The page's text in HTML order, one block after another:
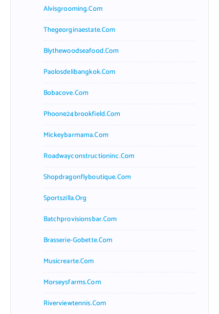
Alvisgrooming.com
Thegeorginaestate.com
Blythewoodseafood.com
Paolosdelibangkok.com
Bobacove.com
Phoone24brookfield.com
Mickeybarmama.com
Roadwayconstructioninc.com
Shopdragonflyboutique.com
Sportszilla.org
Batchprovisionsbar.com
Brasserie-Gobette.com
Musicrearte.com
Morseysfarms.com
Riverviewtennis.com